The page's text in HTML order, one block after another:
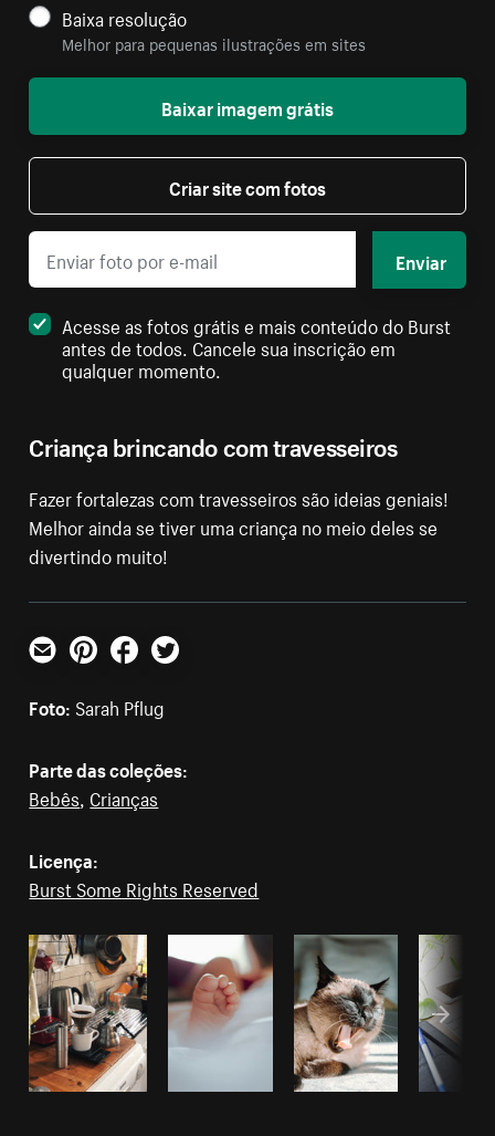
Criança brincando com travesseiros
Fazer fortalezas com travesseiros são ideias geniais!
Melhor ainda se tiver uma criança no meio deles se
divertindo muito!
Baixa resolução
Melhor para pequenas ilustrações em sites
Baixar imagem grátis
Criar site com fotos
Enviar
Acesse as fotos grátis e mais conteúdo do Burst
antes de todos. Cancele sua inscrição em
qualquer momento.
E-mailPinterestFacebookTwitter
Foto: Sarah Pflug
Parte das coleções:
Bebês, Crianças
Licença:
Burst Some Rights Reserved